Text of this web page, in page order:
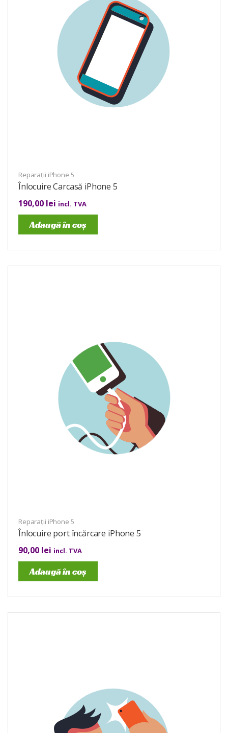
Reparații iPhone 5
Înlocuire Carcasă iPhone 5
190,00 lei incl. TVA
Adaugă în coș
Reparații iPhone 5
Înlocuire port încărcare iPhone 5
90,00 lei incl. TVA
Adaugă în coș